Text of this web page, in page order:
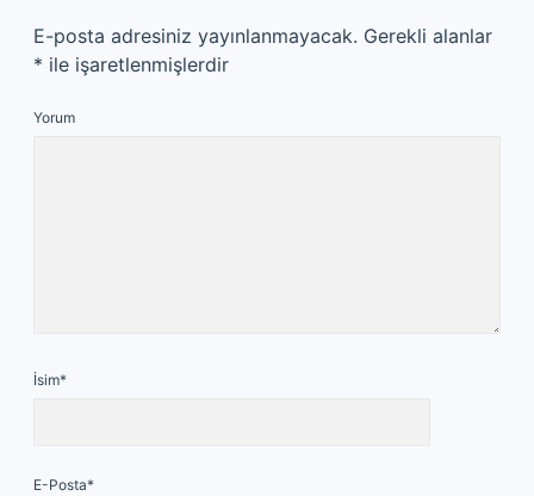
E-posta adresiniz yayınlanmayacak. Gerekli alanlar
* ile işaretlenmişlerdir
Yorum
İsim*
E-Posta*